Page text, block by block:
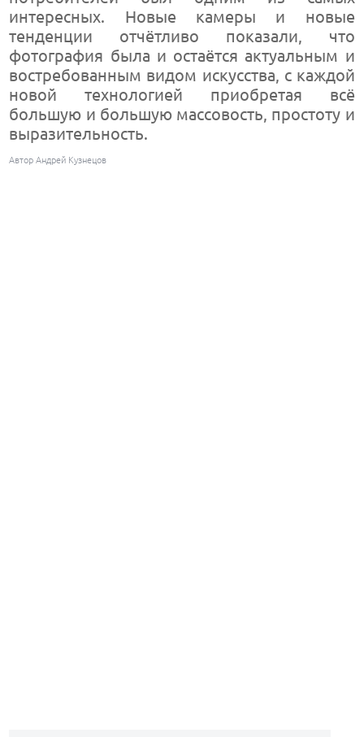
интересных. Новые камеры и новые
тенденции отчётливо показали, что
фотография была и остаётся актуальным и
востребованным видом искусства, с каждой
новой технологией приобретая всё
большую и большую массовость, простоту и
выразительность.
Автор Андрей Кузнецов